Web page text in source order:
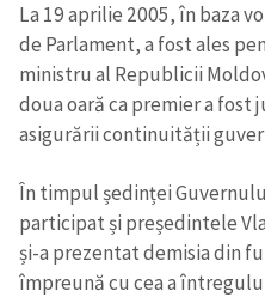
La 19 aprilie 2005, în baza
de Parlament, a fost ales
ministru al Republicii
doua oară ca premier a
asigurării continuității
În timpul ședinței
participat și președintele
și-a prezentat demisia din
împreună cu cea a